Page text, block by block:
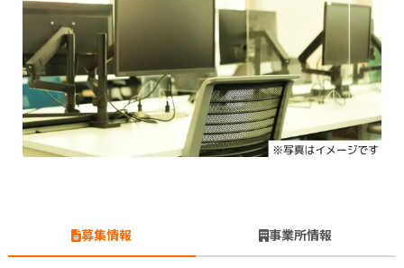
募集情報 事業所情報